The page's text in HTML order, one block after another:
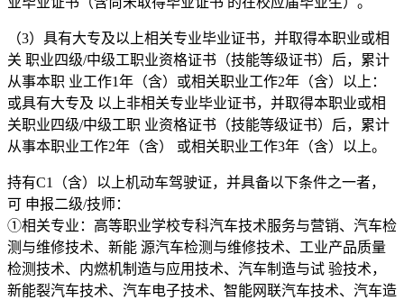
（3）具有大专及以上相关专业毕业证书，并取得本职业或相
关 职业四级/中级工职业资格证书（技能等级证书）后，累计
从事本职 业工作1年（含）或相关职业工作2年（含）以上：
或具有大专及 以上非相关专业毕业证书，并取得本职业或相
关职业四级/中级工职 业资格证书（技能等级证书）后，累计
从事本职业工作2年（含） 或相关职业工作3年（含）以上。
持有C1（含）以上机动车驾驶证，并具备以下条件之一者，
可 申报二级/技师：
①相关专业：高等职业学校专科汽车技术服务与营销、汽车检
测与维修技术、新能 源汽车检测与维修技术、工业产品质量
检测技术、内燃机制造与应用技术、汽车制造与试 验技术，
新能裂汽车技术、汽车电子技术、智能网联汽车技术、汽车造